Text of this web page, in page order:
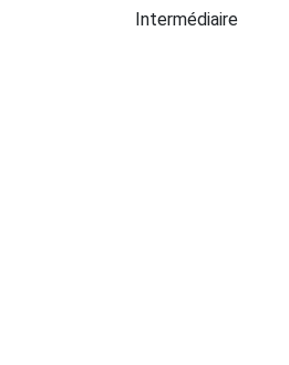
Intermédiaire